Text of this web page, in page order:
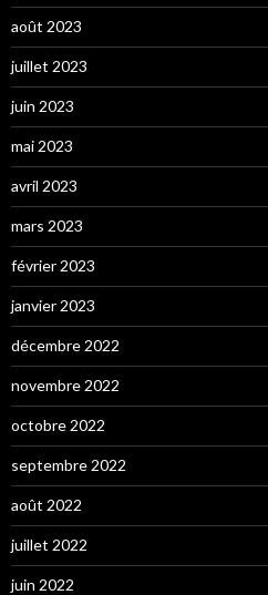
août 2023
juillet 2023
juin 2023
mai 2023
avril 2023
mars 2023
février 2023
janvier 2023
décembre 2022
novembre 2022
octobre 2022
septembre 2022
août 2022
juillet 2022
juin 2022